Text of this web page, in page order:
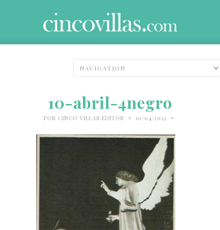
10-abril-4negro
POR CINCO VILLAS EDITOR • 10/04/2022 •